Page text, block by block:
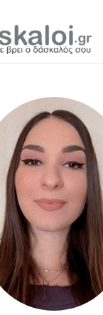
Στρωματιά - daskaloi.gr